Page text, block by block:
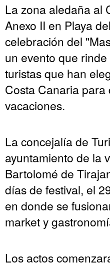
La zona aledaña al
Anexo II en Playa
celebración del
un evento que
turistas que han
Costa Canaria para
vacaciones.
La concejalía de
ayuntamiento de la
Bartolomé de
días de festival, el
en donde se
market y
Los actos